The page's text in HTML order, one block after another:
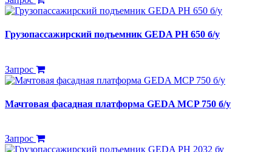
Грузопассажирский подъемник GEDA PH 650 б/у
Запрос
Мачтовая фасадная платформа GEDA MCP 750 б/у
Запрос